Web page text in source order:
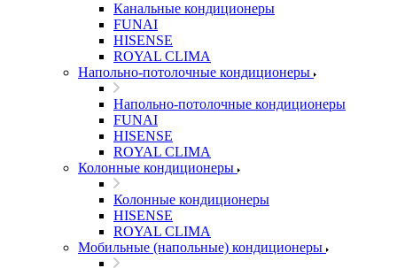
Канальные кондиционеры
FUNAI
HISENSE
ROYAL CLIMA
Напольно-потолочные кондиционеры
Напольно-потолочные кондиционеры
FUNAI
HISENSE
ROYAL CLIMA
Колонные кондиционеры
Колонные кондиционеры
HISENSE
ROYAL CLIMA
Мобильные (напольные) кондиционеры